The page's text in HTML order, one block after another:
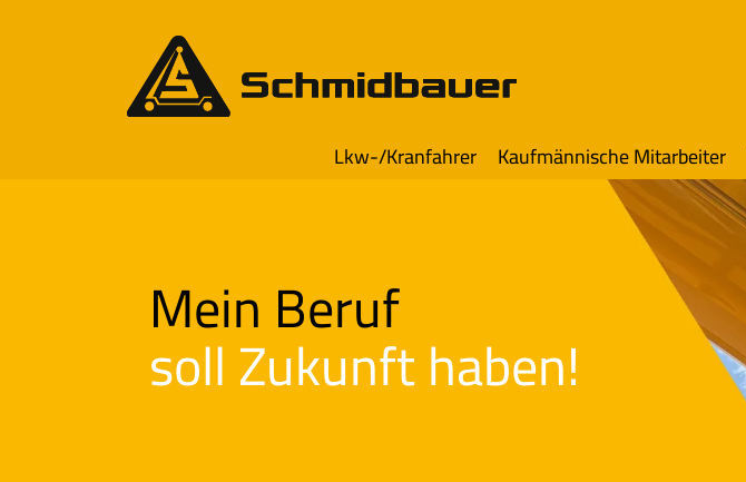
Lkw-/Kranfahrer Kaufmännische Mitarbeiter
Mein Beruf
soll Zukunft haben!